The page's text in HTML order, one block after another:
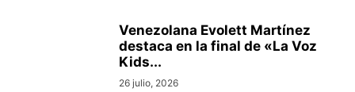
Venezolana Evolett Martínez
destaca en la final de «La Voz
Kids...
26 julio, 2026